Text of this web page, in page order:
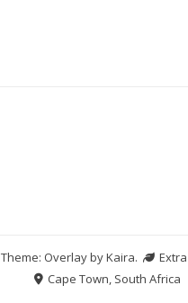
Theme: Overlay byKaira.
Cape Town, South Africa